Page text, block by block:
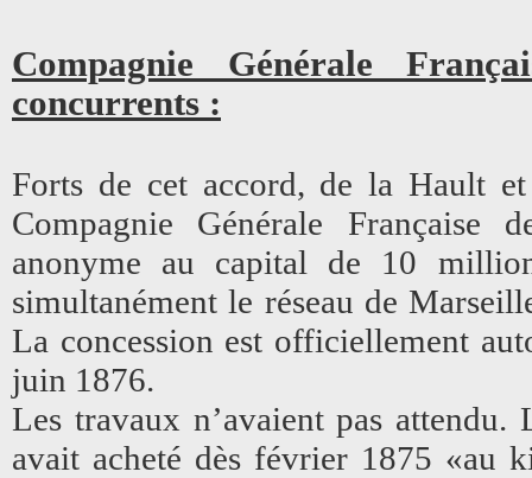
Compagnie Générale
concurrents :
Forts de cet accord, de la Hault
Compagnie Générale Française
anonyme au capital de 10
simultanément le réseau de
La concession est officiellement
juin 1876.
Les travaux n’avaient pas
avait acheté dès février 1875 «au